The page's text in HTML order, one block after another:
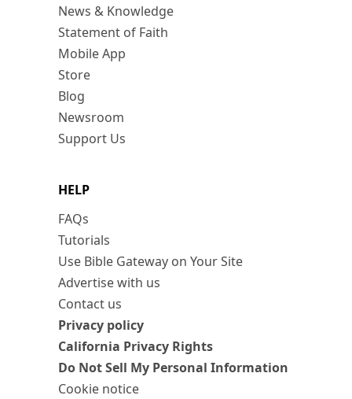
News & Knowledge
Statement of Faith
Mobile App
Store
Blog
Newsroom
Support Us
HELP
FAQs
Tutorials
Use Bible Gateway on Your Site
Advertise with us
Contact us
Privacy policy
California Privacy Rights
Do Not Sell My Personal Information
Cookie notice